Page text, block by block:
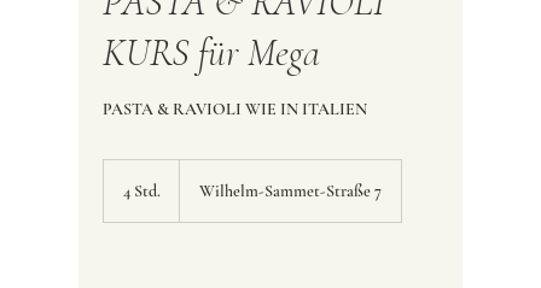
KURS für Mega
PASTA & RAVIOLI WIE IN ITALIEN
4 Std. Wilhelm-Sammet-Straße 7